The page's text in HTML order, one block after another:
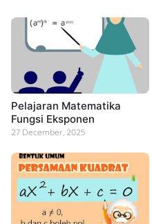
Pelajaran Matematika
Fungsi Eksponen
27 December, 2025